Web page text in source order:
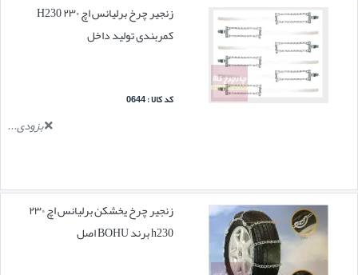
زنجیر چرخ برلیانس اچ ۲۳۰ H230
کمربندی تولید داخل
کد کالا : 0644
بزودی...
زنجیر چرخ یخشکن برلیانس اچ ۲۳۰
h230 برند BOHU اصل